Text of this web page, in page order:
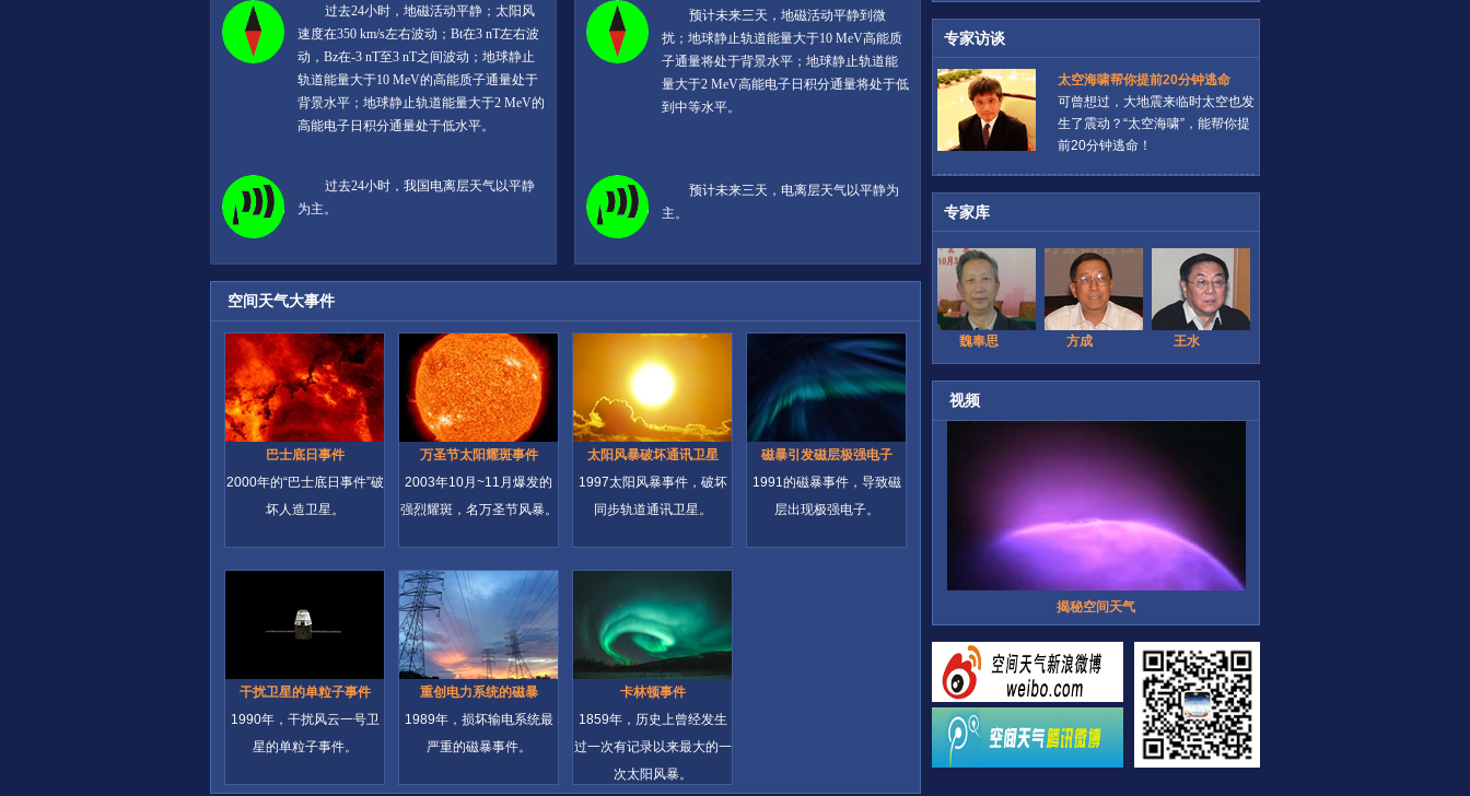
过去24小时，地磁活动平静；太阳风
速度在350 km/s左右波动；Bt在3 nT左右波
动，Bz在-3 nT至3 nT之间波动；地球静止
轨道能量大于10 MeV的高能质子通量处于
背景水平；地球静止轨道能量大于2 MeV的
高能电子日积分通量处于低水平。
过去24小时，我国电离层天气以平静
为主。
预计未来三天，地磁活动平静到微
扰；地球静止轨道能量大于10 MeV高能质
子通量将处于背景水平；地球静止轨道能
量大于2 MeV高能电子日积分通量将处于低
到中等水平。
预计未来三天，电离层天气以平静为
主。
空间天气大事件
巴士底日事件
2000年的“巴士底日事件”破
坏人造卫星。
万圣节太阳耀斑事件
2003年10月~11月爆发的
强烈耀斑，名万圣节风暴。
太阳风暴破坏通讯卫星
1997太阳风暴事件，破坏
同步轨道通讯卫星。
磁暴引发磁层极强电子
1991的磁暴事件，导致磁
层出现极强电子。
干扰卫星的单粒子事件
1990年，干扰风云一号卫
星的单粒子事件。
重创电力系统的磁暴
1989年，损坏输电系统最
严重的磁暴事件。
卡林顿事件
1859年，历史上曾经发生
过一次有记录以来最大的一
次太阳风暴。
专家访谈
太空海啸帮你提前20分钟逃命
可曾想过，大地震来临时太空也发
生了震动？“太空海啸”，能帮你提
前20分钟逃命！
专家库
魏奉思 方成 王水
视频
揭秘空间天气